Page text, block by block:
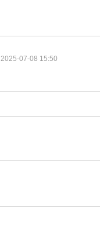
2025-07-08 15:50